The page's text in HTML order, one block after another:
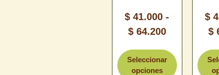
$ 41.000 -
$64.200
Tamaño
Seleccionar
opciones
$
$